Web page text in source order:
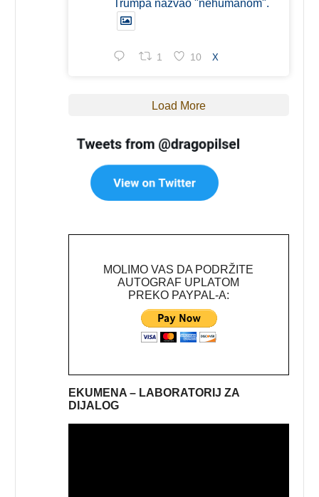
Trumpa nazvao "nehumanom".
1 10 X
Load More
MOLIMO VAS DA PODRŽITE
AUTOGRAF UPLATOM
PREKO PAYPAL-A:
EKUMENA – LABORATORIJ ZA
DIJALOG